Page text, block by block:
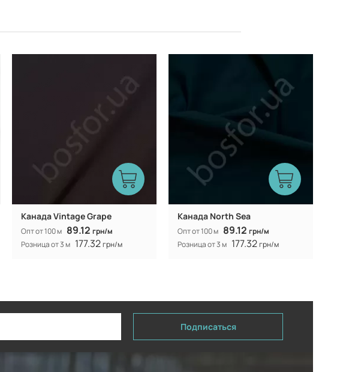
Канада Vintage Grape
Опт от 100 м 89.12 грн/м
Розница от 3 м 177.32грн/м
Канада North Sea
Опт от 100 м 89.12 грн/м
Розница от 3 м 177.32грн/м
Подписаться